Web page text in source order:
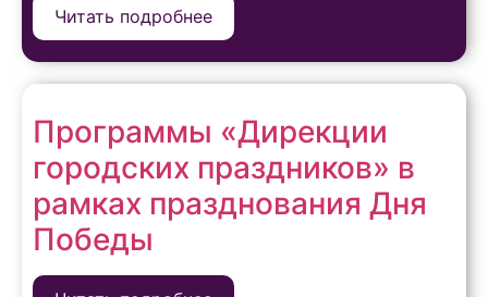
Читать подробнее
Программы «Дирекции
городских праздников» в
рамках празднования Дня
Победы